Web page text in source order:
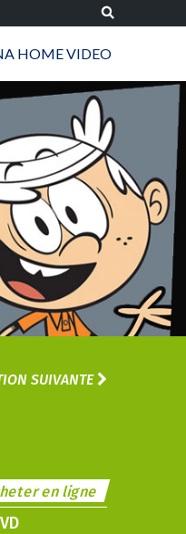
HOME VIDEO
SUIVANTE
en ligne